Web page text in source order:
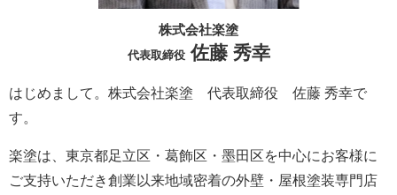
株式会社楽塗
代表取締役佐藤 秀幸
はじめまして。株式会社楽塗 代表取締役 佐藤 秀幸で
す。
楽塗は、東京都足立区・葛飾区・墨田区を中心にお客様に
ご支持いただき創業以来地域密着の外壁・屋根塗装専門店